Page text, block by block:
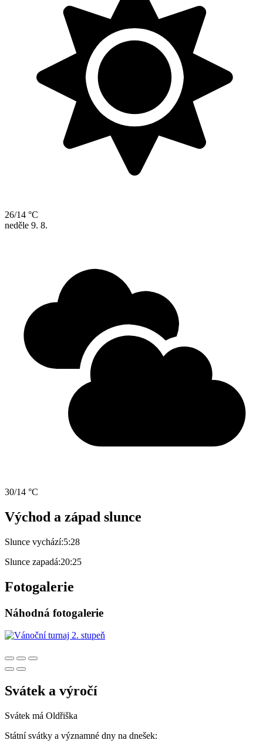
26/14 °C
neděle 9. 8.
30/14 °C
Východ a západ slunce
Slunce vychází:5:28
Slunce zapadá:20:25
Fotogalerie
Náhodná fotogalerie
Svátek a výročí
Svátek má Oldřiška
Státní svátky a významné dny na dnešek: